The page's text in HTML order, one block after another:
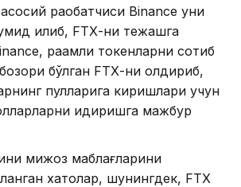
рақобатчиси Binancе уни
қилиб, FТХ-ни тежашга
рақамли токенларни сотиб
бўлган FТХ-ни қолдириб,
пулларига киришлари учун
қидиришга мажбур
мижоз маблағларини
хатолар, шунингдек, FТХ